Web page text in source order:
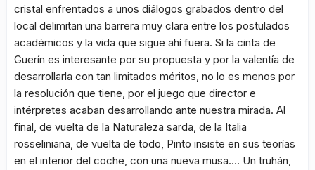
cristal enfrentados a unos diálogos grabados dentro del
local delimitan una barrera muy clara entre los postulados
académicos y la vida que sigue ahí fuera. Si la cinta de
Guerín es interesante por su propuesta y por la valentía de
desarrollarla con tan limitados méritos, no lo es menos por
la resolución que tiene, por el juego que director e
intérpretes acaban desarrollando ante nuestra mirada. Al
final, de vuelta de la Naturaleza sarda, de la Italia
rosseliniana, de vuelta de todo, Pinto insiste en sus teorías
en el interior del coche, con una nueva musa…. Un truhán,